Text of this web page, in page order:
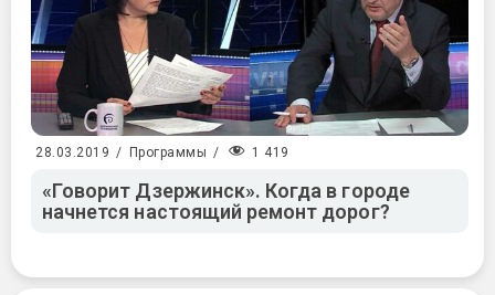
28.03.2019 / Программы / 1 419
«Говорит Дзержинск». Когда в городе
начнется настоящий ремонт дорог?